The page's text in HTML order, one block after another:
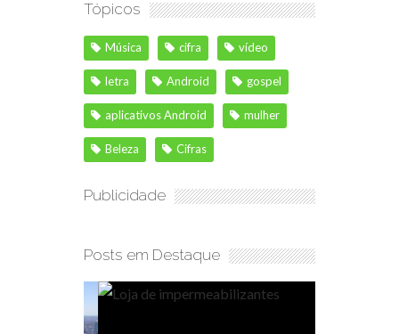
Tópicos
Música cifra vídeo
letra Android gospel
aplicativos Android mulher
Beleza Cifras
Publicidade
Posts em Destaque